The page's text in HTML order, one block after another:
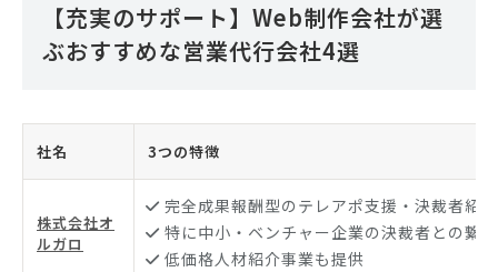
【充実のサポート】Web制作会社が選
ぶおすすめな営業代行会社4選
社名 3つの特徴
株式会社オ
ルガロ
完全成果報酬型のテレアポ支援・決裁者紹
特に中小・ベンチャー企業の決裁者との繋
低価格人材紹介事業も提供